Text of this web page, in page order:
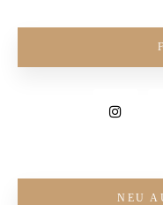
NEU